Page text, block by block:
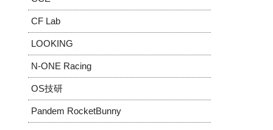
CF Lab
LOOKING
N-ONE Racing
OS技研
Pandem RocketBunny